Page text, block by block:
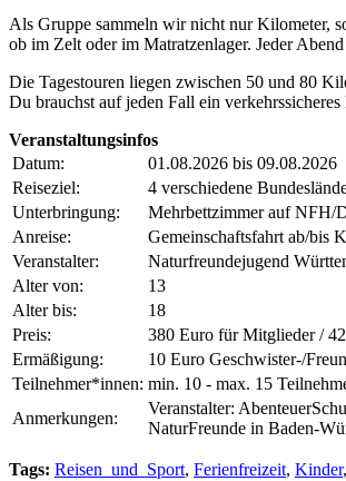
Als Gruppe sammeln wir nicht nur Kilometer,
ob im Zelt oder im Matratzenlager. Jeder
Die Tagestouren liegen zwischen 50 und 80
Du brauchst auf jeden Fall ein
Veranstaltungsinfos
Datum:
01.08.2026 bis 09.08.2026
Reiseziel:
4 verschiedene
Unterbringung:
Mehrbettzimmer auf NFH/
Anreise:
Gemeinschaftsfahrt ab/bis
Veranstalter:
Naturfreundejugend
Alter von:
13
Alter bis:
18
Preis:
380 Euro für Mitglieder /
Ermäßigung:
10 Euro Geschwister-/
Teilnehmer*innen: min. 10 - max. 15
Anmerkungen:
Veranstalter:
NaturFreunde in Baden-
Tags: Reisen_und_Sport, Ferienfreizeit, Kinder,